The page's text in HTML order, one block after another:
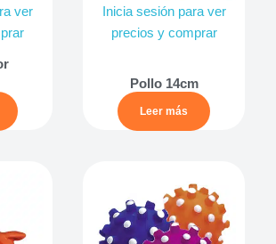
ver
Inicia sesión para ver
precios y comprar
Pollo 14cm
Leer más